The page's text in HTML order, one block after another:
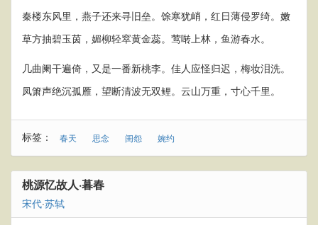
秦楼东风里，燕子还来寻旧垒。馀寒犹峭，红日薄侵罗绮。嫩
草方抽碧玉茵，媚柳轻窣黄金蕊。莺啭上林，鱼游春水。
几曲阑干遍倚，又是一番新桃李。佳人应怪归迟，梅妆泪洗。
凤箫声绝沉孤雁，望断清波无双鲤。云山万重，寸心千里。
标签： 春天 思念 闺怨 婉约
桃源忆故人·暮春
宋代·苏轼